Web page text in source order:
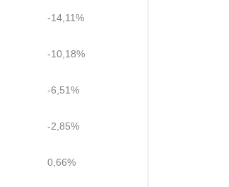
-14,11%
-10,18%
-6,51%
-2,85%
0,66%